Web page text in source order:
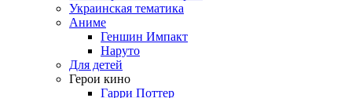
Украинская тематика
Аниме
Геншин Импакт
Наруто
Для детей
Герои кино
Гарри Поттер